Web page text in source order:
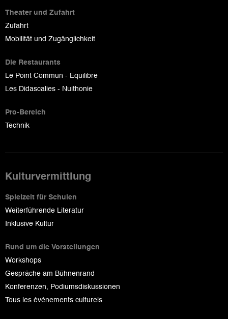
Theater und Zufahrt
Zufahrt
Mobilität und Zugänglichkeit
Die Restaurants
Le Point Commun - Equilibre
Les Didascalies - Nuithonie
Pro-Bereich
Technik
Kulturvermittlung
Spielzeit für Schulen
Weiterführende Literatur
Inklusive Kultur
Rund um die Vorstellungen
Workshops
Gespräche am Bühnenrand
Konferenzen, Podiumsdiskussionen
Tous les événements culturels